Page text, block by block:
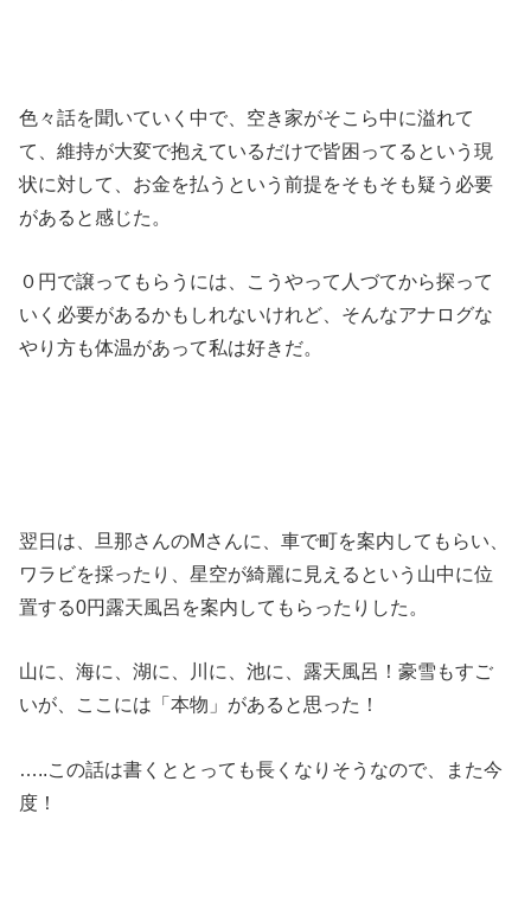
色々話を聞いていく中で、空き家がそこら中に溢れて
て、維持が大変で抱えているだけで皆困ってるという現
状に対して、お金を払うという前提をそもそも疑う必要
があると感じた。
０円で譲ってもらうには、こうやって人づてから探って
いく必要があるかもしれないけれど、そんなアナログな
やり方も体温があって私は好きだ。
翌日は、旦那さんのMさんに、車で町を案内してもらい、
ワラビを採ったり、星空が綺麗に見えるという山中に位
置する0円露天風呂を案内してもらったりした。
山に、海に、湖に、川に、池に、露天風呂！豪雪もすご
いが、ここには「本物」があると思った！
…..この話は書くととっても長くなりそうなので、また今
度！